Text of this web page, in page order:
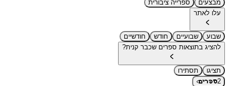
מבצעים
ספרייה ציבורית
עלו לאתר
שבוע שבועיים חודש
חודשיים
להציג בתוצאות ספרים שכבר קנית?
תציגו
תסתירו
2ספרים›